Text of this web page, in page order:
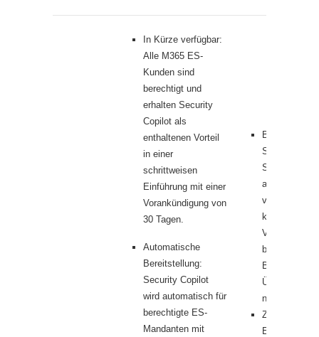
In Kürze verfügbar:
Alle M365 ES-
Kunden sind
berechtigt und
erhalten Security
Copilot als
enthaltenen Vorteil
in einer
schrittweisen
Einführung mit einer
Vorankündigung von
30 Tagen.
Automatische
Bereitstellung:
Security Copilot
wird automatisch für
berechtigte ES-
Mandanten mit
Beginnen
Standalone-
Security
auch ohne
verfügbar; Sie
können es
Verwendung
bestehenden
nutzen.
Zukünftiger